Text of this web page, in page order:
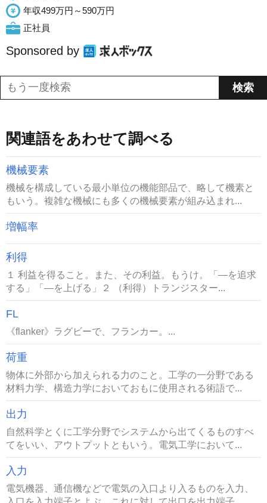
年収499万円～590万円
正社員
Sponsored by
関連語をあわせて調べる
機械要素
機械を構成している最小単位の機能部品で、略して機素と
もいう。複雑な機械にも多くの機械要素が組み込まれ...
増幅率
利得
１ 利益を得ること。また、その利益。もうけ。「―を追求
する」「―を上げる」２ （利得）トランジスター...
FL
《flanker》ラグビーで、フランカー。...
荷重
物体に外部から加えられる力のこと。工学の一分野である
材料力学、構造力学においておもに使用される術語で...
出力
自然科学とくに工学分野でシステムから出てくるものすべ
てをいい、アウトプットともいう。電気工学において...
入力
電気機器、通信機などで電気の入口より入るものを入力、